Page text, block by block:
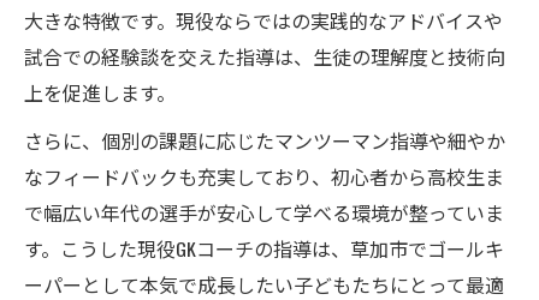
大きな特徴です。現役ならではの実践的なアドバイスや
試合での経験談を交えた指導は、生徒の理解度と技術向
上を促進します。
さらに、個別の課題に応じたマンツーマン指導や細やか
なフィードバックも充実しており、初心者から高校生ま
で幅広い年代の選手が安心して学べる環境が整っていま
す。こうした現役GKコーチの指導は、草加市でゴールキ
ーパーとして本気で成長したい子どもたちにとって最適